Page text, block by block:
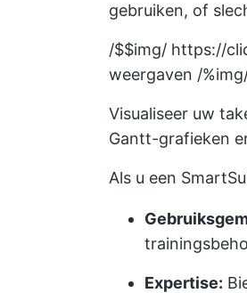
gebruiken, of
/$$img/ https://
weergaven /
Visualiseer uw
Gantt-grafieken
Als u een
Expertise: